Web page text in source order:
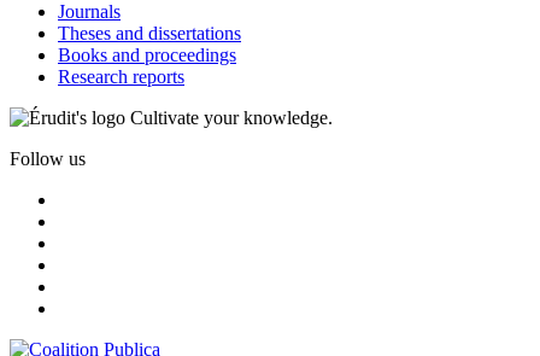
Journals
Theses and dissertations
Books and proceedings
Research reports
Cultivate your knowledge.
Follow us